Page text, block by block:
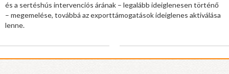
és a sertéshús intervenciós árának – legalább ideiglenesen történő
– megemelése, továbbá az exporttámogatások ideiglenes aktiválása
lenne.